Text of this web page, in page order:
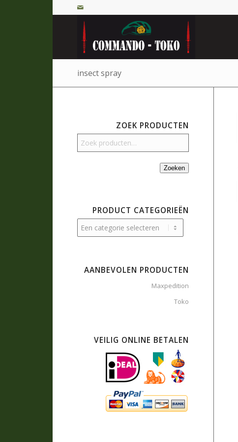
insect spray
ZOEK PRODUCTEN
Zoeken
PRODUCT CATEGORIEËN
AANBEVOLEN PRODUCTEN
Maxpedition
Toko
VEILIG ONLINE BETALEN